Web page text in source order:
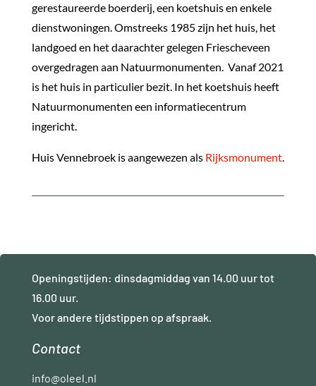
gerestaureerde boerderij, een koetshuis en enkele
dienstwoningen. Omstreeks 1985 zijn het huis, het
landgoed en het daarachter gelegen Friescheveen
overgedragen aan Natuurmonumenten. Vanaf 2021
is het huis in particulier bezit. In het koetshuis heeft
Natuurmonumenten een informatiecentrum
ingericht.
Huis Vennebroek is aangewezen als Rijksmonument.
Openingstijden: dinsdagmiddag van 14.00 uur tot
16.00 uur.
Voor andere tijdstippen op afspraak.
Contact
info@oleel.nl